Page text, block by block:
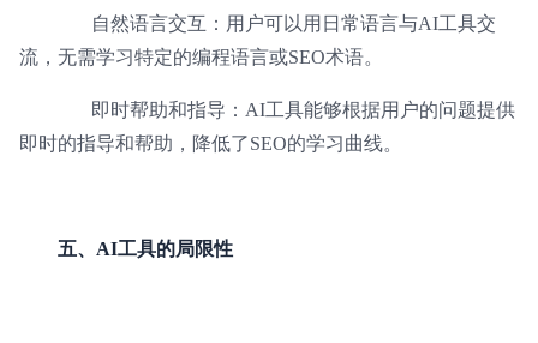
自然语言交互：用户可以用日常语言与AI工具交
流，无需学习特定的编程语言或SEO术语。
即时帮助和指导：AI工具能够根据用户的问题提供
即时的指导和帮助，降低了SEO的学习曲线。
五、AI工具的局限性